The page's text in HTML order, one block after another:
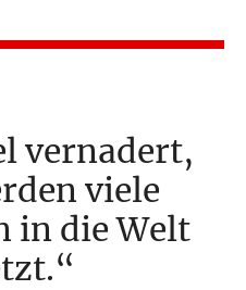
vernadert,
viele
in die Welt